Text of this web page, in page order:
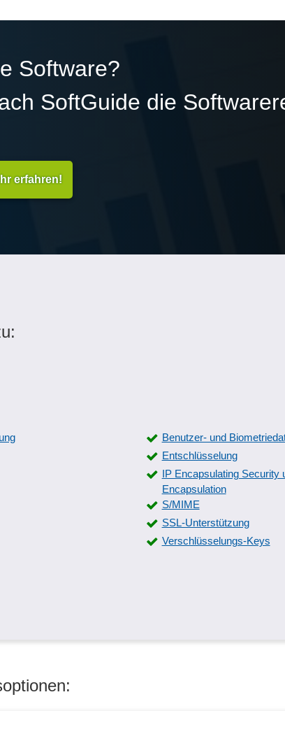
Software?
SoftGuide die
erfahren!
Benutzer- und
Entschlüsselung
IP Encapsulating Security
Encapsulation
S/MIME
SSL-Unterstützung
Verschlüsselungs-Keys